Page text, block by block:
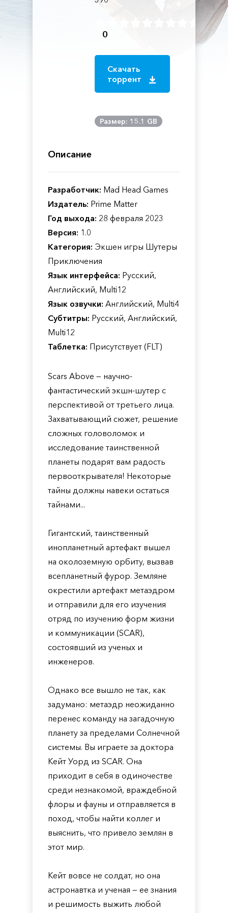
0
Скачать
торрент
Размер: 15.1 GB
Описание
Разработчик: Mad Head Games
Издатель: Prime Matter
Год выхода: 28 февраля 2023
Версия: 1.0
Категория: Экшен игры Шутеры
Приключения
Язык интерфейса: Русский,
Английский, Multi12
Язык озвучки: Английский, Multi4
Субтитры: Русский, Английский,
Multi12
Таблетка: Присутствует (FLT)
Scars Above — научно-
фантастический экшн-шутер с
перспективой от третьего лица.
Захватывающий сюжет, решение
сложных головоломок и
исследование таинственной
планеты подарят вам радость
первооткрывателя! Некоторые
тайны должны навеки остаться
тайнами...
Гигантский, таинственный
инопланетный артефакт вышел
на околоземную орбиту, вызвав
всепланетный фурор. Земляне
окрестили артефакт метаэдром
и отправили для его изучения
отряд по изучению форм жизни
и коммуникации (SCAR),
состоявший из ученых и
инженеров.
Однако все вышло не так, как
задумано: метаэдр неожиданно
перенес команду на загадочную
планету за пределами Солнечной
системы. Вы играете за доктора
Кейт Уорд из SCAR. Она
приходит в себя в одиночестве
среди незнакомой, враждебной
флоры и фауны и отправляется в
поход, чтобы найти коллег и
выяснить, что привело землян в
этот мир.
Кейт вовсе не солдат, но она
астронавтка и ученая — ее знания
и решимость выжить любой